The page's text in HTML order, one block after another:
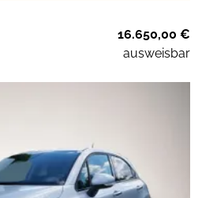
16.650,00 €
ausweisbar